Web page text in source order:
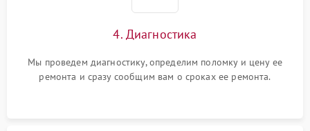
4. Диагностика
Мы проведем диагностику, определим поломку и цену ее
ремонта и сразу сообщим вам о сроках ее ремонта.